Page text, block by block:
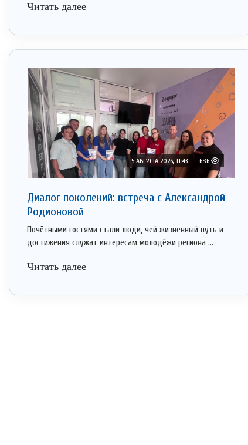
Читать далее
5 АВГУСТА 2026, 11:43 686
Диалог поколений: встреча с Александрой
Родионовой
Почётными гостями стали люди, чей жизненный путь и
достижения служат интересам молодёжи региона ...
Читать далее